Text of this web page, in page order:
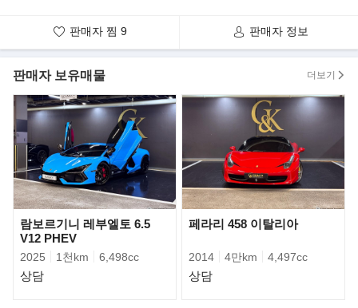
파이더입니다.
수출로도 많이 나가는 상황입니다.
매물 중에서 가장 최근연식을 자랑하며, 컨디션 또한 매우 훌륭합니
- 튜닝이나 랩핑, PPF 등 다른 작업사항이 있나요?
전체 PPF 작업으로 스톤칩 및 생활기스 보호에 효과적입니다.
카프리스토 가변 모듈 작업으로 리모콘 ON/OFF 기능을 통해 배기
음을 더욱 아름답게 들을 수 있습니다.
도어스팟램프/광곽사이드미러 람보르기니 정식 서비스센터에서 교
체했습니다.
- 옵션은 뭐가 들어있나요?
스타일패키지(374만원)/리어범퍼하이그로시(459만원)/카본스포츠
판매자 찜 9 판매자 정보
판매자 보유매물 더보기
람보르기니 레부엘토 6.5
V12 PHEV
2025 1천km 6,498cc
상담
페라리 458 이탈리아
2014 4만km 4,497cc
상담